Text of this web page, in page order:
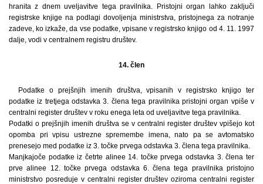
hranita z dnem uveljavitve tega pravilnika. Pristojni organ lahko zaključi
registrske knjige na podlagi dovoljenja ministrstva, pristojnega za notranje
zadeve, ko izkaže, da vse podatke, vpisane v registrsko knjigo od 4. 11. 1997
dalje, vodi v centralnem registru društev.
14. člen
Podatke o prejšnjih imenih društva, vpisanih v registrsko knjigo ter
podatke iz tretjega odstavka 3. člena tega pravilnika pristojni organ vpiše v
centralni register društev v roku enega leta od uveljavitve tega pravilnika.
Podatki o prejšnjih imenih društva se v centralni register društev vpišejo kot
opomba pri vpisu ustrezne spremembe imena, nato pa se avtomatsko
prenesejo med podatke iz 3. točke prvega odstavka 3. člena tega pravilnika.
Manjkajoče podatke iz četrte alinee 14. točke prvega odstavka 3. člena ter
prve alinee 12. točke prvega odstavka 6. člena tega pravilnika pristojno
ministrstvo posreduje v centralni register društev oziroma centralni register